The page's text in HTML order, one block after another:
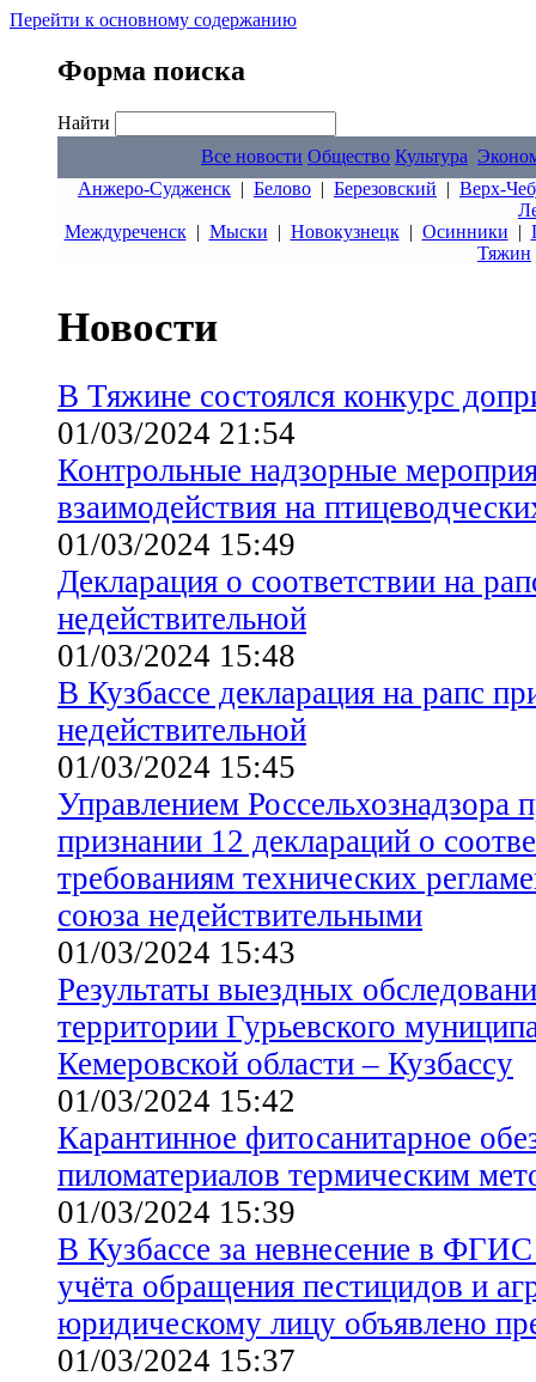
Перейти к основному содержанию
Форма поиска
Найти
Все новости Общество Культура
Анжеро-Судженск | Белово | Березовский | Верх-
Междуреченск| Мыски | Новокузнецк| Осинники |
Тяжин
Новости
В Тяжине состоялся конкурс
01/03/2024 21:54
Контрольные надзорные
взаимодействия на
01/03/2024 15:49
Декларация о соответствии на
недействительной
01/03/2024 15:48
В Кузбассе декларация на рапс
недействительной
01/03/2024 15:45
Управлением Россельхознадзора
признании 12 деклараций о
требованиям технических
союза недействительными
01/03/2024 15:43
Результаты выездных
территории Гурьевского
Кемеровской области – Кузбассу
01/03/2024 15:42
Карантинное фитосанитарное
пиломатериалов термическим
01/03/2024 15:39
В Кузбассе за невнесение в
учёта обращения пестицидов и
юридическому лицу объявлено
01/03/2024 15:37